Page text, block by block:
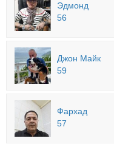
Эдмонд
56
Джон Майк
59
Фархад
57